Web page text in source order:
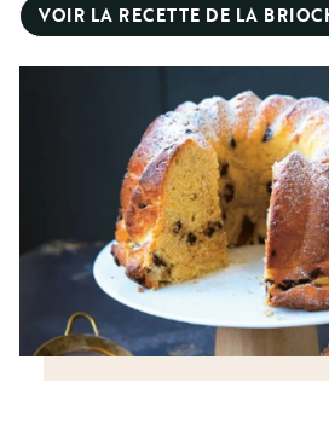
VOIR LA RECETTE DE LA